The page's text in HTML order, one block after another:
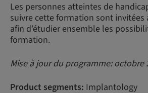
Les personnes atteintes de
suivre cette formation sont invitées
afin d’étudier ensemble les
formation.
Mise à jour du programme: octobre
Product segments: Implantology